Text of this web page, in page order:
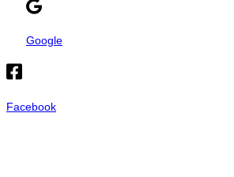
Google
Facebook